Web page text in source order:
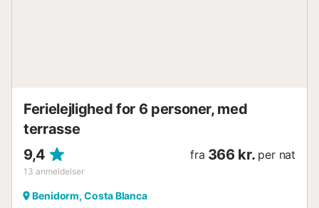
Ferielejlighed for 6 personer, med
terrasse
9,4
13 anmeldelser
fra 366 kr. per nat
Benidorm, Costa Blanca